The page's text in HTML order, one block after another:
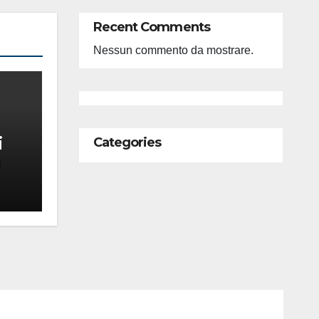
Recent Comments
Nessun commento da mostrare.
Categories